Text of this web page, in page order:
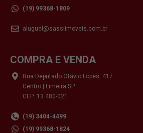
(19) 99368-1809
aluguel@sassiimoveis.com.br
COMPRA E VENDA
Rua Deputado Otávio Lopes, 417
Centro | Limeira SP
CEP: 13.480-021
(19) 3404-4499
(19) 99368-1824